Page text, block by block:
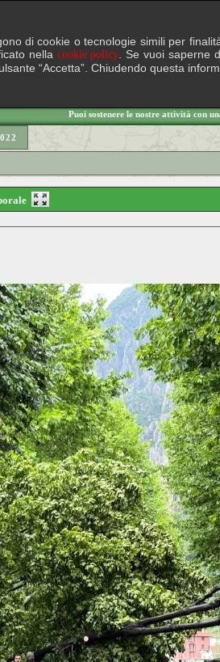
Puoi sostenere le nostre attività con
di cookie o tecnologie simili per
nella cookie policy . Se vuoi saperne
“Accetta”. Chiudendo questa